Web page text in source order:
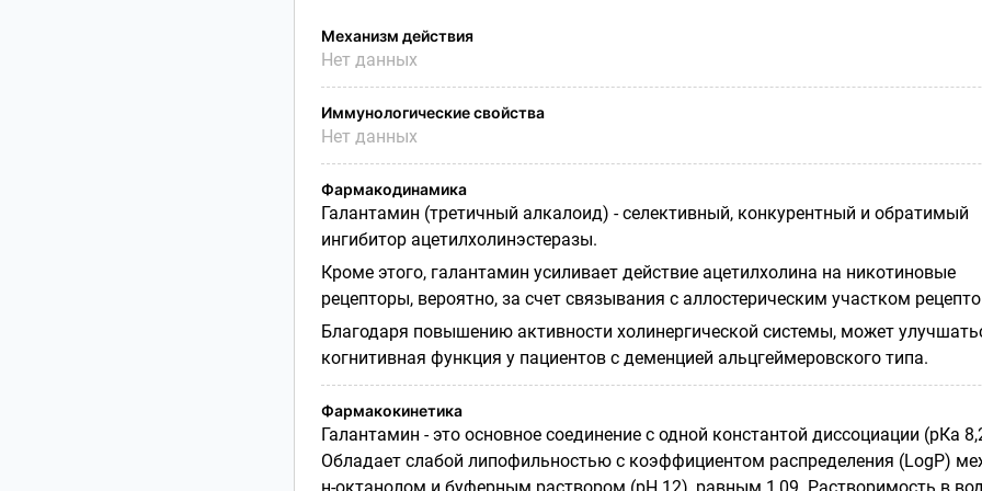
Механизм действия
Нет данных
Иммунологические свойства
Нет данных
Фармакодинамика
Галантамин (третичный алкалоид) - селективный, конкурентный и обратимый
ингибитор ацетилхолинэстеразы.
Кроме этого, галантамин усиливает действие ацетилхолина на никотиновые
рецепторы, вероятно, за счет связывания с аллостерическим участком
Благодаря повышению активности холинергической системы, может
когнитивная функция у пациентов с деменцией альцгеймеровского типа.
Фармакокинетика
Галантамин - это основное соединение с одной константой диссоциации (рКа
Обладает слабой липофильностью с коэффициентом распределения (LogP)